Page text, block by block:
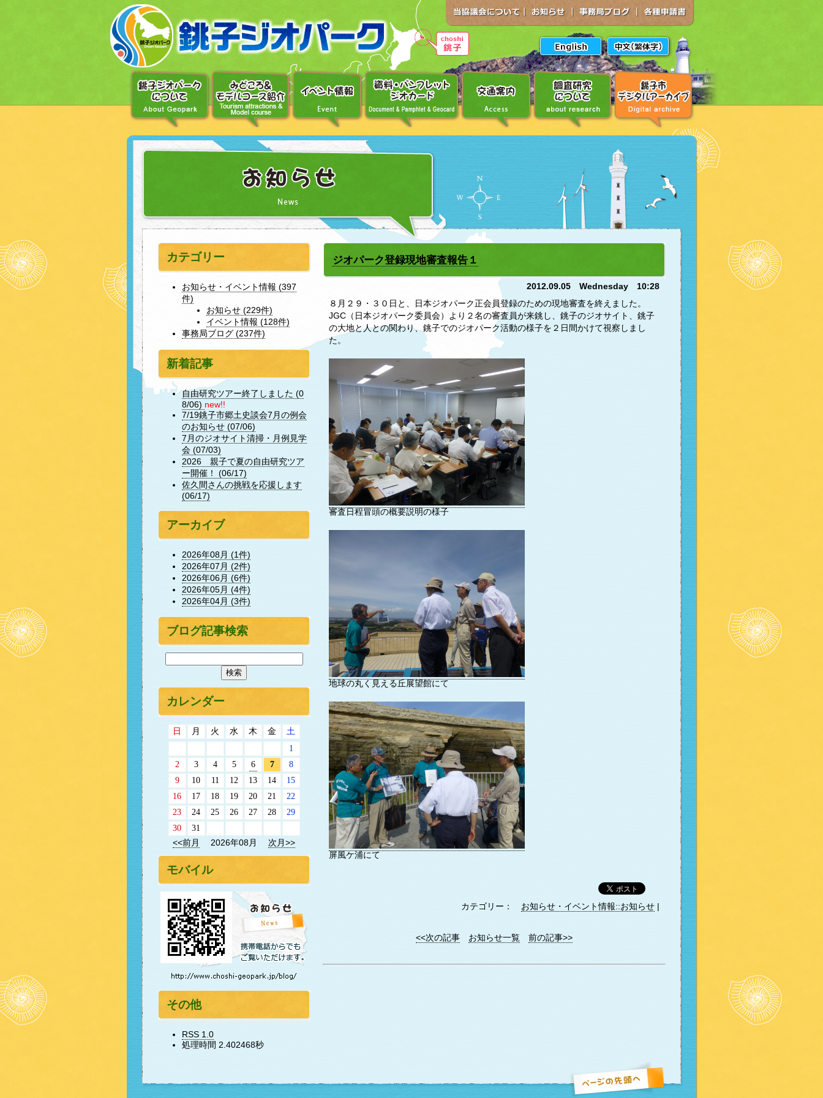
ジオパーク登録現地審査報告１
2012.09.05 Wednesday 10:28
８月２９・３０日と、日本ジオパーク正会員登録のための現地審査を終えました。
JGC（日本ジオパーク委員会）より２名の審査員が来銚し、銚子のジオサイト、銚子
の大地と人との関わり、銚子でのジオパーク活動の様子を２日間かけて視察しまし
た。
審査日程冒頭の概要説明の様子
地球の丸く見える丘展望館にて
屏風ケ浦にて
カテゴリー： お知らせ・イベント情報::お知らせ |
<<次の記事 お知らせ一覧 前の記事>>
カテゴリー
お知らせ・イベント情報 (397
件)
お知らせ (229件)
イベント情報 (128件)
事務局ブログ (237件)
新着記事
自由研究ツアー終了しました (0
8/06) new!!
7/19銚子市郷土史談会7月の例会
のお知らせ (07/06)
7月のジオサイト清掃・月例見学
会 (07/03)
2026 親子で夏の自由研究ツア
ー開催！ (06/17)
佐久間さんの挑戦を応援します
(06/17)
アーカイブ
2026年08月 (1件)
2026年07月 (2件)
2026年06月 (6件)
2026年05月 (4件)
2026年04月 (3件)
ブログ記事検索
カレンダー
日 月 火 水 木 金
土
1
2
3 4 5 6 7
8
9
10 11 12 13 14
15
16
17 18 19 20 21
22
23
24 25 26 27 28
29
30
31
<<前月
2026年08月 次月>>
モバイル
その他
RSS 1.0
処理時間 2.402468秒